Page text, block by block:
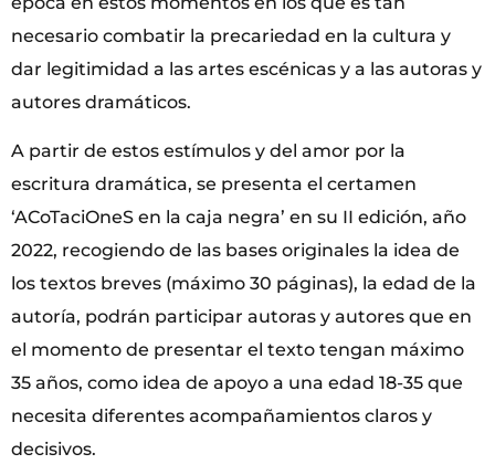
necesario combatir la precariedad en la cultura y
dar legitimidad a las artes escénicas y a las autoras y
autores dramáticos.
A partir de estos estímulos y del amor por la
escritura dramática, se presenta el certamen
‘ACoTaciOneS en la caja negra’ en su II edición, año
2022, recogiendo de las bases originales la idea de
los textos breves (máximo 30 páginas), la edad de la
autoría, podrán participar autoras y autores que en
el momento de presentar el texto tengan máximo
35 años, como idea de apoyo a una edad 18-35 que
necesita diferentes acompañamientos claros y
decisivos.